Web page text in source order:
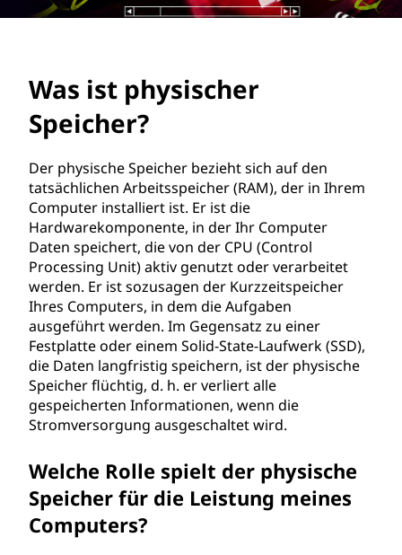
l
Was ist physischer
Speicher?
Der physische Speicher bezieht sich auf den
tatsächlichen Arbeitsspeicher (RAM), der in Ihrem
Computer installiert ist. Er ist die
Hardwarekomponente, in der Ihr Computer
Daten speichert, die von der CPU (Control
Processing Unit) aktiv genutzt oder verarbeitet
werden. Er ist sozusagen der Kurzzeitspeicher
Ihres Computers, in dem die Aufgaben
ausgeführt werden. Im Gegensatz zu einer
Festplatte oder einem Solid-State-Laufwerk (SSD),
die Daten langfristig speichern, ist der physische
Speicher flüchtig, d. h. er verliert alle
gespeicherten Informationen, wenn die
Stromversorgung ausgeschaltet wird.
Welche Rolle spielt der physische
Speicher für die Leistung meines
Computers?